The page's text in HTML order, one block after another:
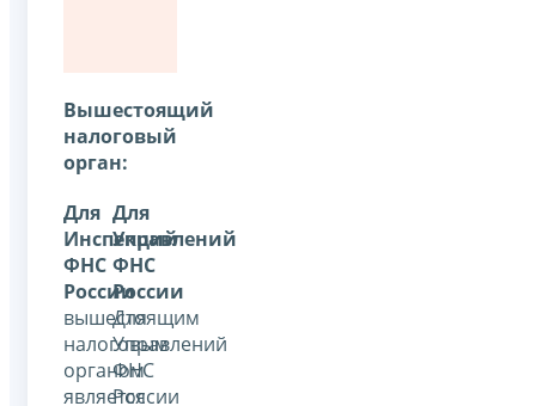
Вышестоящий
налоговый
орган:
Для
Инспекций
ФНС
России
вышестоящим
налоговым
органом
является
Для
Управлений
ФНС
России
Для
Управлений
ФНС
России